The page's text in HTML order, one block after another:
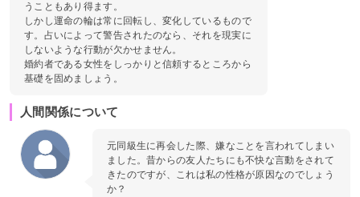
うこともあり得ます。
しかし運命の輪は常に回転し、変化しているもので
す。占いによって警告されたのなら、それを現実に
しないような行動が欠かせません。
婚約者である女性をしっかりと信頼するところから
基礎を固めましょう。
人間関係について
元同級生に再会した際、嫌なことを言われてしまい
ました。昔からの友人たちにも不快な言動をされて
きたのですが、これは私の性格が原因なのでしょう
か？